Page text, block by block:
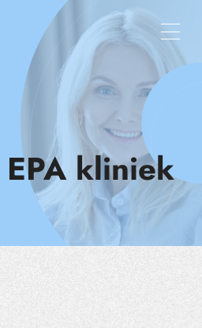
Vacatures
Wat wij doen
Team
Inzichten
kliniek